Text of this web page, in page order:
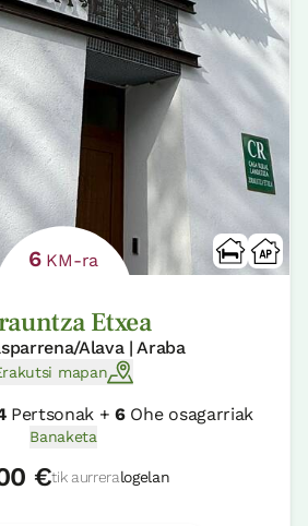
6KM-ra
Etxea
Alava | Araba
mapan
Pertsonak +6Ohe osagarriak
Banaketa
€tik aurreralogelan